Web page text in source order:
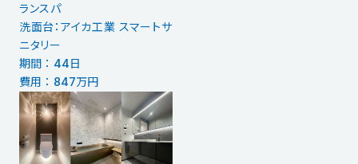
ランスパ
洗面台：アイカ工業 スマートサ
ニタリー
期間 ： 44日
費用 ： 847万円